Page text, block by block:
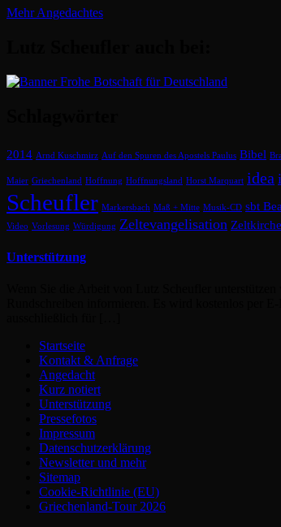
Mehr Angedachtes
2014 Arnd Kuschmirz Auf den Spuren des Apostels Paulus Bibel
Maier Griechenland Hoffnung Hoffnungsland Horst Marquart idea
Scheufler Markersbach Maß + Mitte Musik-CD sbt
Video Vorlesung Würdigung Zeltevangelisation Zeltkirche
Unterstützung
Startseite
Kontakt & Anfrage
Angedacht
Kurz notiert
Unterstützung
Pressefotos
Impressum
Datenschutzerklärung
Newsletter und mehr
Sitemap
Cookie-Richtlinie (EU)
Griechenland-Tour 2026